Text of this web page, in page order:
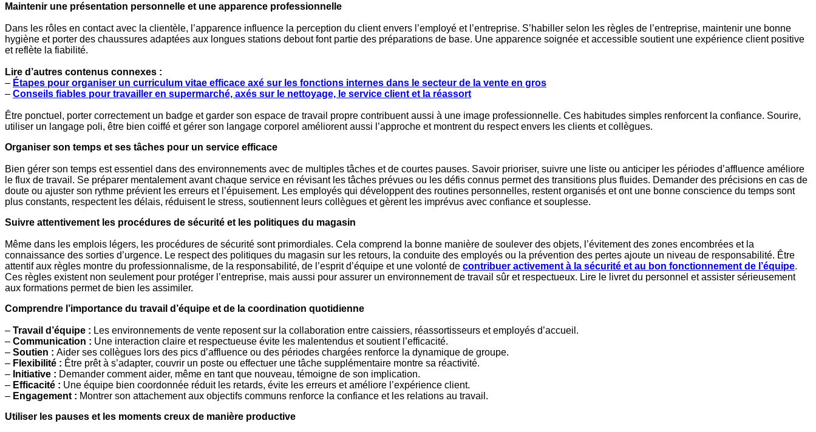
Maintenir une présentation personnelle et une apparence professionnelle
Dans les rôles en contact avec la clientèle, l’apparence influence la perception du client envers l’employé et l’entreprise. S’habiller selon les règles de l’entreprise, maintenir une bonne
hygiène et porter des chaussures adaptées aux longues stations debout font partie des préparations de base. Une apparence soignée et accessible soutient une expérience client positive
et reflète la fiabilité.
Lire d’autres contenus connexes :
– Étapes pour organiser un curriculum vitae efficace axé sur les fonctions internes dans le secteur de la vente en gros
– Conseils fiables pour travailler en supermarché, axés sur le nettoyage, le service client et la réassort
Être ponctuel, porter correctement un badge et garder son espace de travail propre contribuent aussi à une image professionnelle. Ces habitudes simples renforcent la confiance. Sourire,
utiliser un langage poli, être bien coiffé et gérer son langage corporel améliorent aussi l’approche et montrent du respect envers les clients et collègues.
Organiser son temps et ses tâches pour un service efficace
Bien gérer son temps est essentiel dans des environnements avec de multiples tâches et de courtes pauses. Savoir prioriser, suivre une liste ou anticiper les périodes d’affluence améliore
le flux de travail. Se préparer mentalement avant chaque service en révisant les tâches prévues ou les défis connus permet des transitions plus fluides. Demander des précisions en cas de
doute ou ajuster son rythme prévient les erreurs et l’épuisement. Les employés qui développent des routines personnelles, restent organisés et ont une bonne conscience du temps sont
plus constants, respectent les délais, réduisent le stress, soutiennent leurs collègues et gèrent les imprévus avec confiance et souplesse.
Suivre attentivement les procédures de sécurité et les politiques du magasin
Même dans les emplois légers, les procédures de sécurité sont primordiales. Cela comprend la bonne manière de soulever des objets, l’évitement des zones encombrées et la
connaissance des sorties d’urgence. Le respect des politiques du magasin sur les retours, la conduite des employés ou la prévention des pertes ajoute un niveau de responsabilité. Être
attentif aux règles montre du professionnalisme, de la responsabilité, de l’esprit d’équipe et une volonté de contribuer activement à la sécurité et au bon fonctionnement de l’équipe.
Ces règles existent non seulement pour protéger l’entreprise, mais aussi pour assurer un environnement de travail sûr et respectueux. Lire le livret du personnel et assister sérieusement
aux formations permet de bien les assimiler.
Comprendre l’importance du travail d’équipe et de la coordination quotidienne
– Travail d’équipe : Les environnements de vente reposent sur la collaboration entre caissiers, réassortisseurs et employés d’accueil.
– Communication : Une interaction claire et respectueuse évite les malentendus et soutient l’efficacité.
– Soutien : Aider ses collègues lors des pics d’affluence ou des périodes chargées renforce la dynamique de groupe.
– Flexibilité : Être prêt à s’adapter, couvrir un poste ou effectuer une tâche supplémentaire montre sa réactivité.
– Initiative : Demander comment aider, même en tant que nouveau, témoigne de son implication.
– Efficacité : Une équipe bien coordonnée réduit les retards, évite les erreurs et améliore l’expérience client.
– Engagement : Montrer son attachement aux objectifs communs renforce la confiance et les relations au travail.
Utiliser les pauses et les moments creux de manière productive